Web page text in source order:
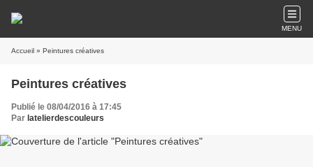
MENU
Accueil » Peintures créatives
Peintures créatives
Publié le 08/04/2016 à 17:45
Par latelierdescouleurs